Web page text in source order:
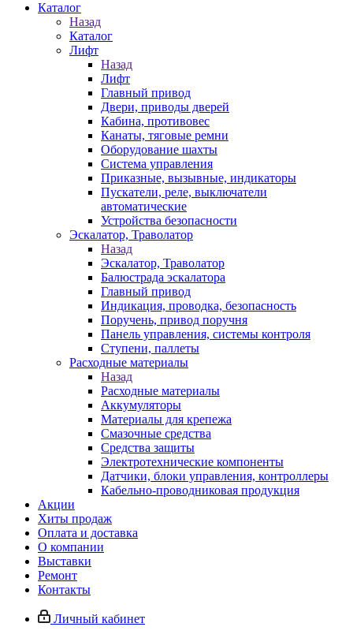
Каталог
Назад
Каталог
Лифт
Назад
Лифт
Главный привод
Двери, приводы дверей
Кабина, противовес
Канаты, тяговые ремни
Оборудование шахты
Система управления
Приказные, вызывные, индикаторы
Пускатели, реле, выключатели
автоматические
Устройства безопасности
Эскалатор, Траволатор
Назад
Эскалатор, Траволатор
Балюстрада эскалатора
Главный привод
Индикация, проводка, безопасность
Поручень, привод поручня
Панель управления, системы контроля
Ступени, паллеты
Расходные материалы
Назад
Расходные материалы
Аккумуляторы
Материалы для крепежа
Смазочные средства
Средства защиты
Электротехнические компоненты
Датчики, блоки управления, контроллеры
Кабельно-проводниковая продукция
Акции
Хиты продаж
Оплата и доставка
О компании
Выставки
Ремонт
Контакты
Личный кабинет